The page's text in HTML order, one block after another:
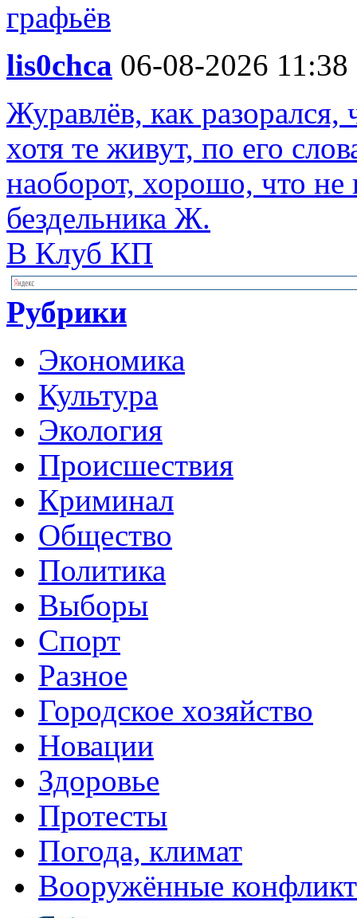
графьёв
lis0chca 06-08-2026 11:38
Журавлёв, как
хотя те живут, по его
наоборот, хорошо, что
бездельника Ж.
В Клуб КП
Рубрики
Экономика
Культура
Экология
Происшествия
Криминал
Общество
Политика
Выборы
Спорт
Разное
Городское хозяйство
Новации
Здоровье
Протесты
Погода, климат
Вооружённые